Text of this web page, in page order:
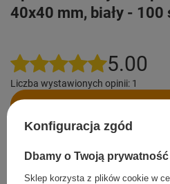
40x40 mm, biały - 100
5.00
Liczba wystawionych opinii: 1
Pokaż tylko opinie potwierdzone
Konfiguracja zgód
Dbamy o Twoją prywatność
Sklep korzysta z plików cookie w